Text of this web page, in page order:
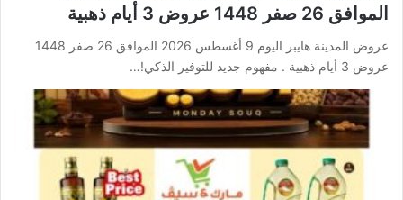
الموافق 26 صفر 1448 عروض 3 أيام ذهبية
عروض المدينة هايبر اليوم 9 أغسطس 2026 الموافق 26 صفر 1448
عروض 3 أيام ذهبية . مفهوم جديد للتوفير الذكي!…